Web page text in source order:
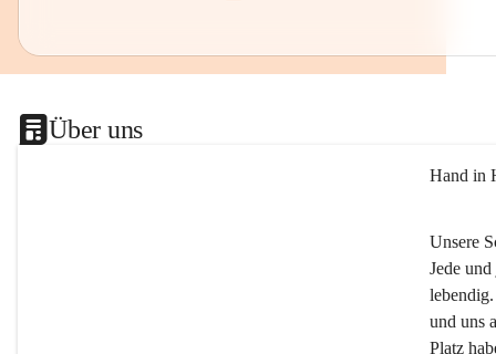
Über uns
Hand in
Unsere
Jede
und uns
Platz